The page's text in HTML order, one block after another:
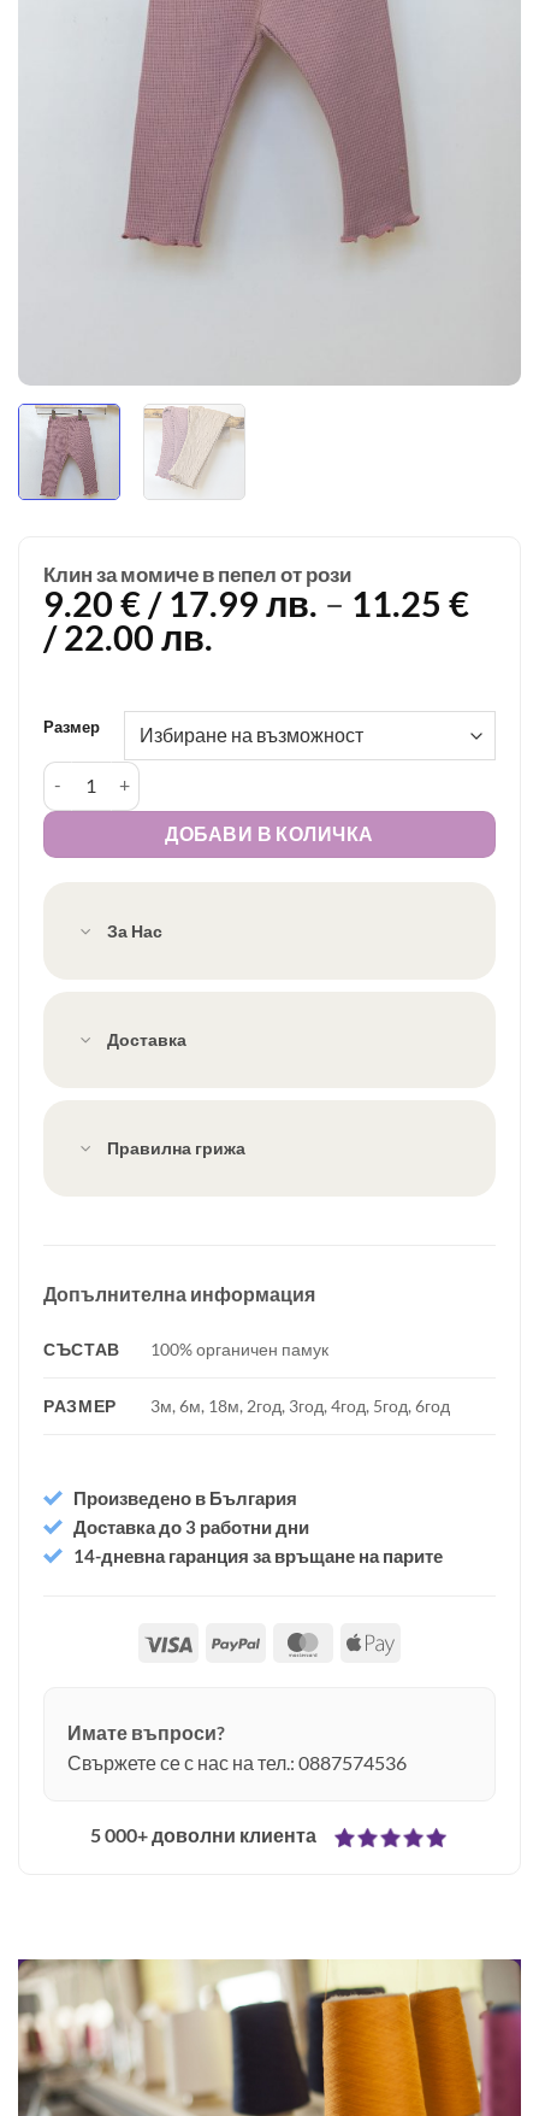
Клин за момиче в пепел от рози
9.20 €/ 17.99 лв. – 11.25 €
/ 22.00 лв.Price
9.20 €
/
17.99 лв.
through
11.25 €
Размер
количество за Клин за момиче в пепел от рози
ДОБАВИ В КОЛИЧКА
За Нас
Доставка
Правилна грижа
Допълнителна информация
СЪСТАВ 100% органичен памук
РАЗМЕР 3м, 6м, 18м, 2год, 3год, 4год, 5год, 6год
Произведено в България
Доставка до 3 работни дни
14-дневна гаранция за връщане на парите
Visa PayPal MasterCard
Apple
Имате въпроси?
Свържете се с нас на тел.: 0887574536
5 000+ доволни клиента